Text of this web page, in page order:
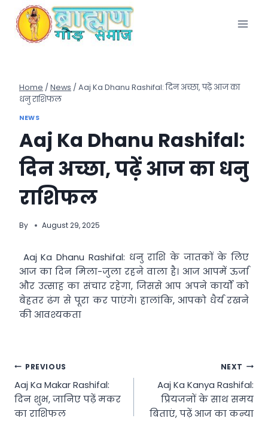
content
Home / News / Aaj Ka Dhanu Rashifal: दिन अच्छा, पढ़ें आज का
धनु राशिफल
NEWS
Aaj Ka Dhanu Rashifal:
दिन अच्छा, पढ़ें आज का धनु
राशिफल
By August 29, 2025
Aaj Ka Dhanu Rashifal: धनु राशि के जातकों के लिए
आज का दिन मिला-जुला रहने वाला है। आज आपमें ऊर्जा
और उत्साह का संचार रहेगा, जिससे आप अपने कार्यों को
बेहतर ढंग से पूरा कर पाएंगे। हालांकि, आपको धैर्य रखने
की आवश्यकता
Post
navigation
PREVIOUS
Aaj Ka Makar Rashifal:
दिन शुभ, जानिए पढ़ें मकर
का राशिफल
NEXT
Aaj Ka Kanya Rashifal:
प्रियजनों के साथ समय
बिताएं, पढ़ें आज का कन्या